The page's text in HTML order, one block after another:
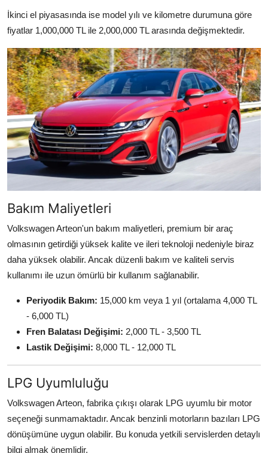
İkinci el piyasasında ise model yılı ve kilometre durumuna göre
fiyatlar 1,000,000 TL ile 2,000,000 TL arasında değişmektedir.
Bakım Maliyetleri
Volkswagen Arteon'un bakım maliyetleri, premium bir araç
olmasının getirdiği yüksek kalite ve ileri teknoloji nedeniyle biraz
daha yüksek olabilir. Ancak düzenli bakım ve kaliteli servis
kullanımı ile uzun ömürlü bir kullanım sağlanabilir.
Periyodik Bakım: 15,000 km veya 1 yıl (ortalama 4,000 TL
- 6,000 TL)
Fren Balatası Değişimi: 2,000 TL - 3,500 TL
Lastik Değişimi: 8,000 TL - 12,000 TL
LPG Uyumluluğu
Volkswagen Arteon, fabrika çıkışı olarak LPG uyumlu bir motor
seçeneği sunmamaktadır. Ancak benzinli motorların bazıları LPG
dönüşümüne uygun olabilir. Bu konuda yetkili servislerden detaylı
bilgi almak önemlidir.